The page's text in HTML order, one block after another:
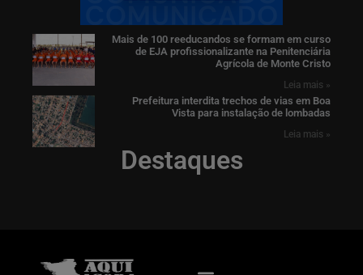
Destaques
Mais de 100 reeducandos se formam em curso
de EJA profissionalizante na Penitenciária
Agrícola de Monte Cristo
Leia mais »
Prefeitura interdita trechos de vias em Boa
Vista para instalação de lombadas
Leia mais »